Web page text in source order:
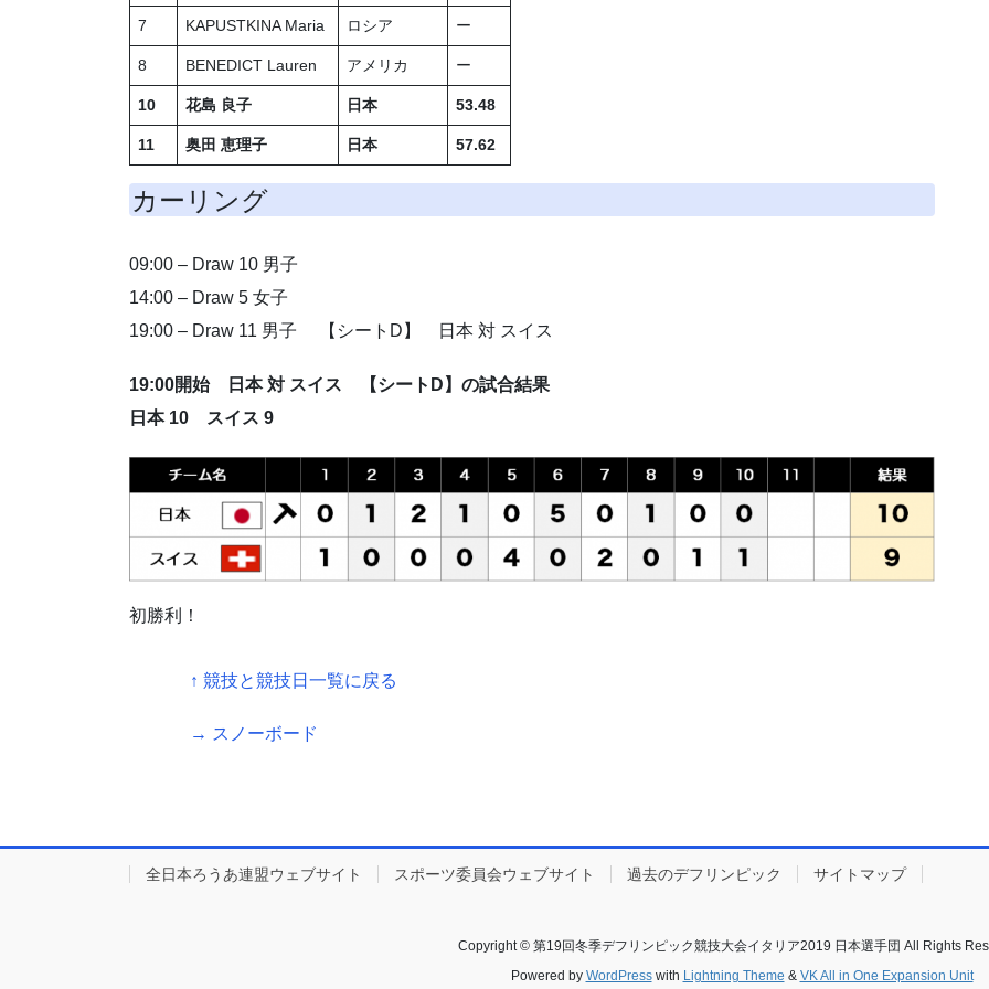
7 KAPUSTKINA Maria ロシア ー
8 BENEDICT Lauren アメリカ ー
10 花島 良子 日本 53.48
11 奥田 恵理子 日本 57.62
カーリング
09:00 – Draw 10 男子
14:00 – Draw 5 女子
19:00 – Draw 11 男子 【シートD】 日本 対 スイス
19:00開始 日本 対 スイス 【シートD】の試合結果
日本 10 スイス 9
初勝利！
↑ 競技と競技日一覧に戻る
→ スノーボード
全日本ろうあ連盟ウェブサイト スポーツ委員会ウェブサイト 過去のデフリンピック サイトマップ
Copyright © 第19回冬季デフリンピック競技大会イタリア2019 日本選手団 All Rights
Powered by WordPresswith Lightning Theme & VK All in One Expansion Unit